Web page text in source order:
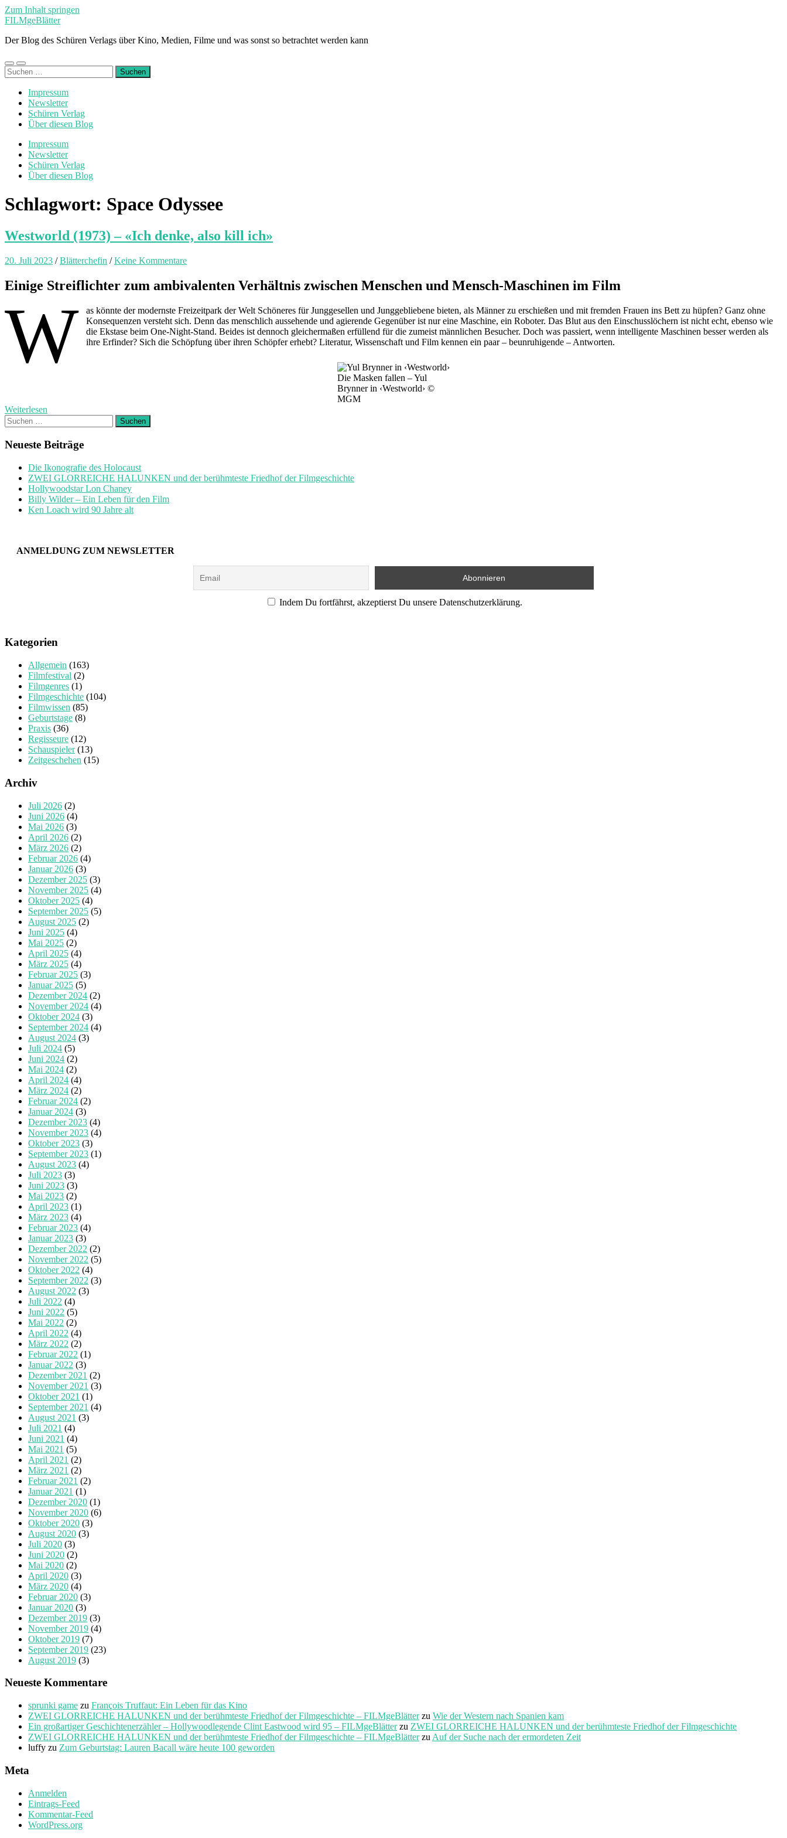
Zum Inhalt springen
FILMgeBlätter
Der Blog des Schüren Verlags über Kino, Medien, Filme und was sonst so betrachtet werden kann
Mobile-
Menü
Suchfeld
ein-/ausblenden
Suchen
nach:
Impressum
Newsletter
Schüren Verlag
Über diesen Blog
Impressum
Newsletter
Schüren Verlag
Über diesen Blog
Schlagwort: Space Odyssee
Westworld (1973) – «Ich denke, also kill ich»
20. Juli 2023 /Blätterchefin /Keine Kommentare
Einige Streiflichter zum ambivalenten Verhältnis zwischen Menschen und Mensch-Maschinen im Film
W
as könnte der modernste Freizeitpark der Welt Schöneres für Junggesellen und Junggebliebene bieten, als Männer zu erschießen und mit fremden Frauen ins Bett zu hüpfen? Ganz ohne
Konsequenzen versteht sich. Denn das menschlich aussehende und agierende Gegenüber ist nur eine Maschine, ein Roboter. Das Blut aus den Einschusslöchern ist nicht echt, ebenso wie
die Ekstase beim One-Night-Stand. Beides ist dennoch gleichermaßen erfüllend für die zumeist männlichen Besucher. Doch was passiert, wenn intelligente Maschinen besser werden als
ihre Erfinder? Sich die Schöpfung über ihren Schöpfer erhebt? Literatur, Wissenschaft und Film kennen ein paar – beunruhigende – Antworten.
Die Masken fallen – Yul
Brynner in ‹Westworld› ©
MGM
Weiterlesen
Suchen
nach:
Neueste Beiträge
Die Ikonografie des Holocaust
ZWEI GLORREICHE HALUNKEN und der berühmteste Friedhof der Filmgeschichte
Hollywoodstar Lon Chaney
Billy Wilder – Ein Leben für den Film
Ken Loach wird 90 Jahre alt
ANMELDUNG ZUM NEWSLETTER
Indem Du fortfährst, akzeptierst Du unsere Datenschutzerklärung.
Kategorien
Allgemein (163)
Filmfestival (2)
Filmgenres (1)
Filmgeschichte (104)
Filmwissen (85)
Geburtstage (8)
Praxis (36)
Regisseure (12)
Schauspieler(13)
Zeitgeschehen (15)
Archiv
Juli 2026 (2)
Juni 2026 (4)
Mai 2026 (3)
April 2026 (2)
März 2026 (2)
Februar 2026 (4)
Januar 2026 (3)
Dezember 2025 (3)
November 2025 (4)
Oktober 2025 (4)
September 2025 (5)
August 2025 (2)
Juni 2025 (4)
Mai 2025 (2)
April 2025 (4)
März 2025 (4)
Februar 2025 (3)
Januar 2025 (5)
Dezember 2024 (2)
November 2024 (4)
Oktober 2024 (3)
September 2024 (4)
August 2024 (3)
Juli 2024 (5)
Juni 2024 (2)
Mai 2024 (2)
April 2024 (4)
März 2024 (2)
Februar 2024 (2)
Januar 2024 (3)
Dezember 2023 (4)
November 2023 (4)
Oktober 2023 (3)
September 2023 (1)
August 2023 (4)
Juli 2023 (3)
Juni 2023 (3)
Mai 2023 (2)
April 2023 (1)
März 2023 (4)
Februar 2023 (4)
Januar 2023 (3)
Dezember 2022 (2)
November 2022 (5)
Oktober 2022 (4)
September 2022 (3)
August 2022 (3)
Juli 2022 (4)
Juni 2022 (5)
Mai 2022 (2)
April 2022 (4)
März 2022 (2)
Februar 2022 (1)
Januar 2022 (3)
Dezember 2021 (2)
November 2021 (3)
Oktober 2021 (1)
September 2021 (4)
August 2021 (3)
Juli 2021 (4)
Juni 2021 (4)
Mai 2021 (5)
April 2021 (2)
März 2021 (2)
Februar 2021 (2)
Januar 2021 (1)
Dezember 2020 (1)
November 2020 (6)
Oktober 2020 (3)
August 2020 (3)
Juli 2020 (3)
Juni 2020 (2)
Mai 2020 (2)
April 2020 (3)
März 2020 (4)
Februar 2020 (3)
Januar 2020 (3)
Dezember 2019 (3)
November 2019 (4)
Oktober 2019 (7)
September 2019 (23)
August 2019 (3)
Neueste Kommentare
sprunki game zu François Truffaut: Ein Leben für das Kino
ZWEI GLORREICHE HALUNKEN und der berühmteste Friedhof der Filmgeschichte – FILMgeBlätterzu Wie der Western nach Spanien kam
Ein großartiger Geschichtenerzähler – Hollywoodlegende Clint Eastwood wird 95 – FILMgeBlätterzu ZWEI GLORREICHE HALUNKEN und der berühmteste Friedhof der Filmgeschichte
ZWEI GLORREICHE HALUNKEN und der berühmteste Friedhof der Filmgeschichte – FILMgeBlätterzu Auf der Suche nach der ermordeten Zeit
luffy zu Zum Geburtstag: Lauren Bacall wäre heute 100 geworden
Meta
Anmelden
Eintrags-Feed
Kommentar-Feed
WordPress.org